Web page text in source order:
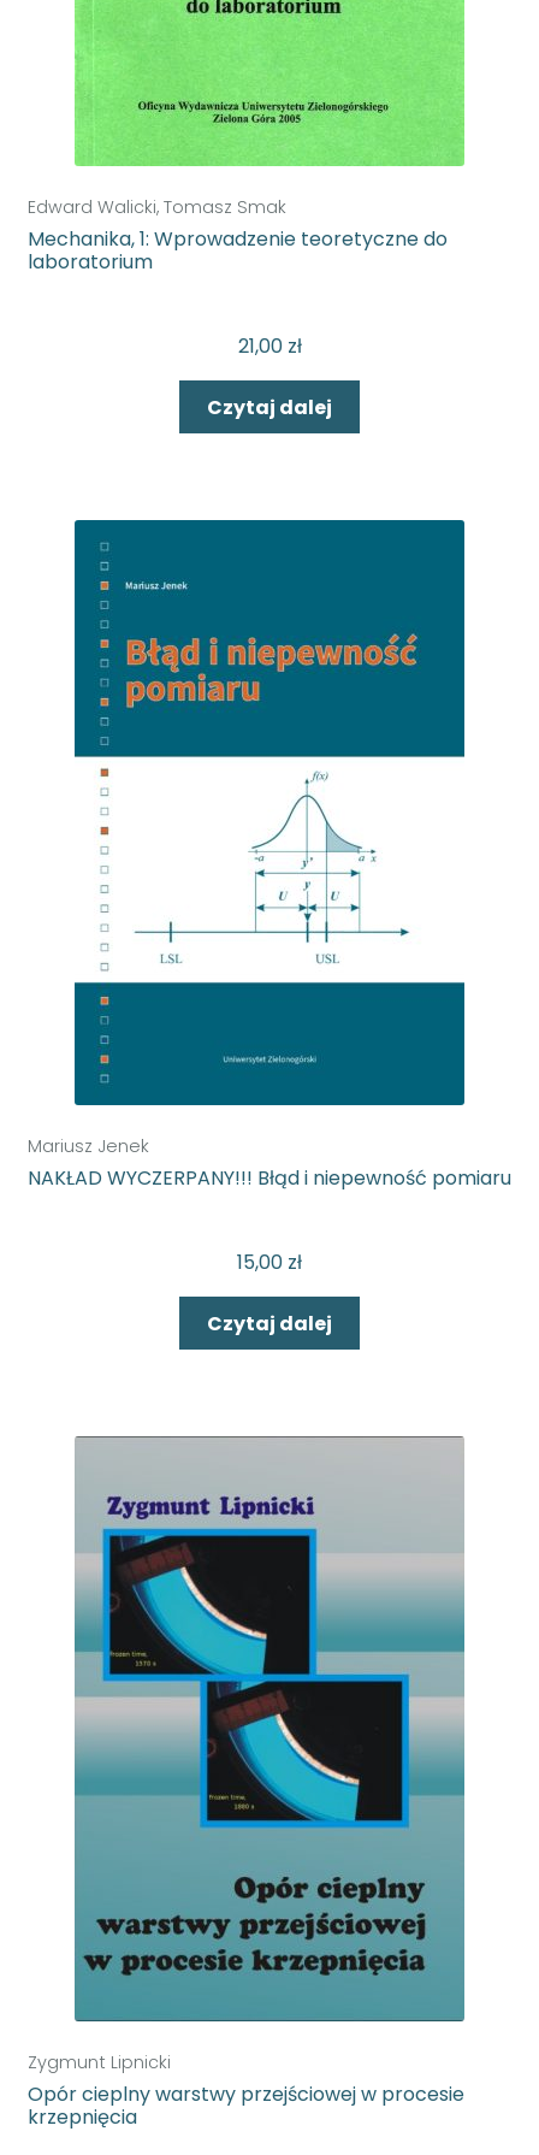
Edward Walicki, Tomasz Smak
Mechanika, 1: Wprowadzenie teoretyczne do
laboratorium
21,00 zł
Czytaj dalej
Mariusz Jenek
NAKŁAD WYCZERPANY!!! Błąd i niepewność pomiaru
15,00 zł
Czytaj dalej
Zygmunt Lipnicki
Opór cieplny warstwy przejściowej w procesie
krzepnięcia